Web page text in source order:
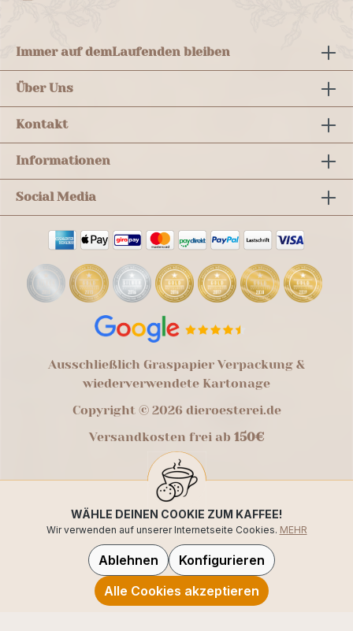
Immer auf demLaufenden bleiben
Über Uns
Kontakt
Informationen
Social Media
Ausschließlich Graspapier Verpackung &
wiederverwendete Kartonage
Copyright © 2026 dieroesterei.de
Versandkosten frei ab 150€
WÄHLE DEINEN COOKIE ZUM KAFFEE!
Wir verwenden auf unserer Internetseite Cookies. MEHR
Ablehnen
Konfigurieren
Alle Cookies akzeptieren